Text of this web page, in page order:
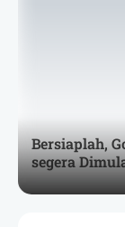
Bersiaplah,
segera